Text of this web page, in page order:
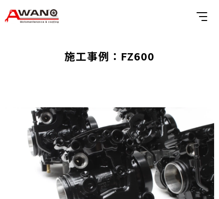
施工事例：FZ600